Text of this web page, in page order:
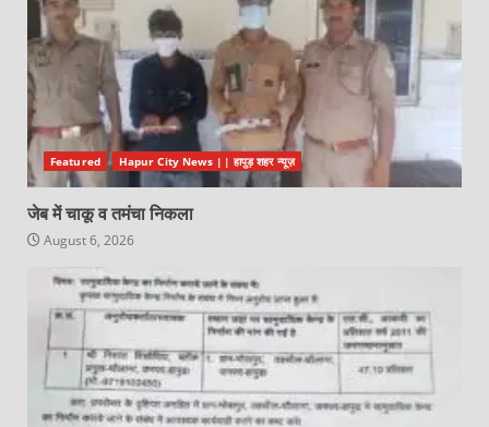
Featured Hapur City News || हापुड़ शहर न्यूज़
जेब में चाकू व तमंचा निकला
August 6, 2026